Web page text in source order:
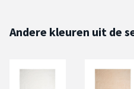
Andere kleuren uit de